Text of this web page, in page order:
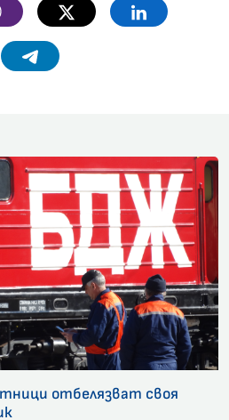
Viber Twitter Linkedin
Telegram
отбелязват своя